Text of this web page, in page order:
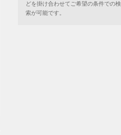
どを掛け合わせてご希望の条件での検
索が可能です。